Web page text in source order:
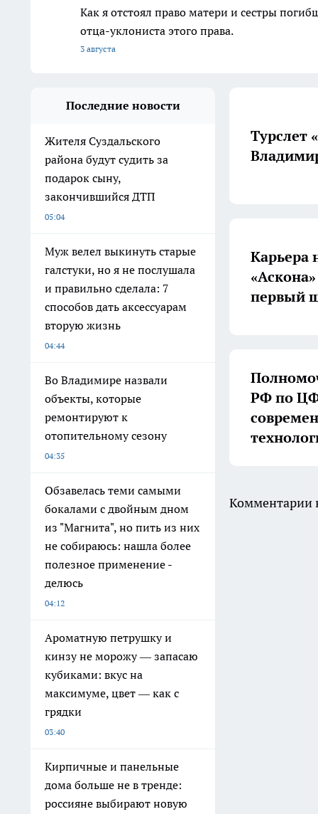
Как я отстоял право матери и сестры
отца-уклониста этого права.
3 августа
Последние новости
Жителя Суздальского
района будут судить за
подарок сыну,
закончившийся ДТП
05:04
Муж велел выкинуть старые
галстуки, но я не послушала
и правильно сделала: 7
способов дать аксессуарам
вторую жизнь
04:44
Во Владимире назвали
объекты, которые
ремонтируют к
отопительному сезону
04:35
Обзавелась теми самыми
бокалами с двойным дном
из "Магнита", но пить из них
не собираюсь: нашла более
полезное применение -
делюсь
04:12
Ароматную петрушку и
кинзу не морожу — запасаю
кубиками: вкус на
максимуме, цвет — как с
грядки
03:40
Кирпичные и панельные
дома больше не в тренде:
россияне выбирают новую
Турслет
Карьера
первый
РФ по
Комментарии